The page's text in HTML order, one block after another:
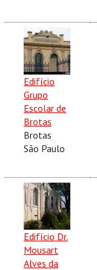
Edifício
Grupo
Escolar de
Brotas
Brotas
São Paulo
Edifício Dr.
Mousart
Alves da